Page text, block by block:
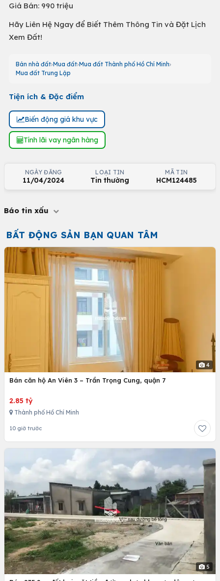
Giá Bán: 990 triệu
Hãy Liên Hệ Ngay để Biết Thêm Thông Tin và Đặt Lịch
Xem Đất!
Bán nhà đất Mua đất Mua đất Thành phố Hồ Chí Minh
Mua đất Trung Lập
Tiện ích & Đặc điểm
Biến động giá khu vực
Tính lãi vay ngân hàng
NGÀY ĐĂNG
11/04/2024
LOẠI TIN
Tin thường
MÃ TIN
HCM124485
Báo tin xấu
BẤT ĐỘNG SẢN BẠN QUAN TÂM
4
Bán căn hộ An Viên 3 – Trần Trọng Cung, quận 7
2.85 tỷ
Thành phố Hồ Chí Minh
10 giờ trước
5